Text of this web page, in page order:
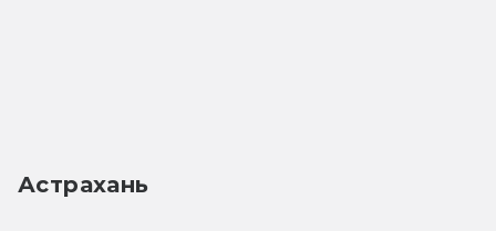
Астрахань